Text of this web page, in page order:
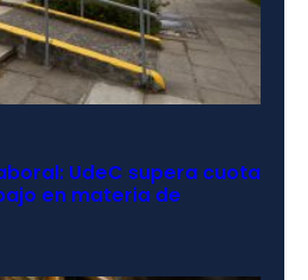
UdeC supera cuota
en materia de